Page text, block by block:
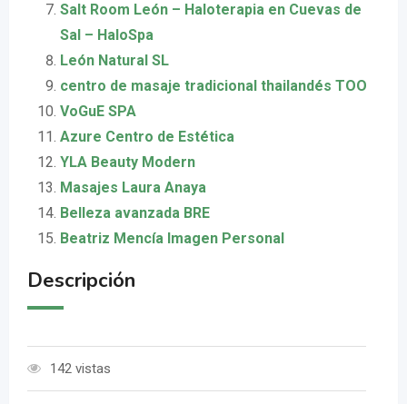
Salt Room León – Haloterapia en Cuevas de
Sal – HaloSpa
León Natural SL
centro de masaje tradicional thailandés TOO
VoGuE SPA
Azure Centro de Estética
YLA Beauty Modern
Masajes Laura Anaya
Belleza avanzada BRE
Beatriz Mencía Imagen Personal
Descripción
142 vistas